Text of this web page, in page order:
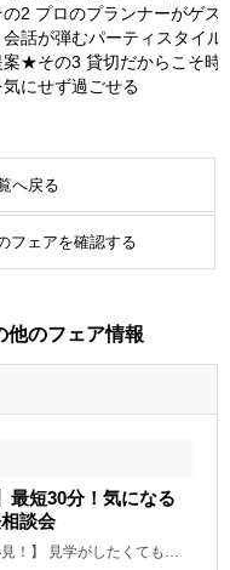
2 プロのプランナーがゲス
会話が弾むパーティスタイル
案★その3 貸切だからこそ時
にせず過ごせる
へ戻る
フェアを確認する
他のフェア情報
最短30分！気になる
談会
見！】 見学がしたくても…